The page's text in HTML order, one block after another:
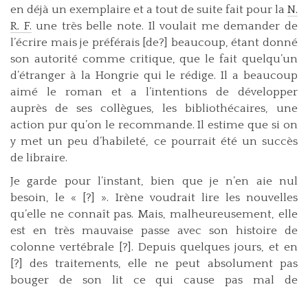
en déjà un exemplaire et a tout de suite fait pour la N.
R. F. une très belle note. Il voulait me demander de
l’écrire mais je préférais [de?] beaucoup, étant donné
son autorité comme critique, que le fait quelqu’un
d’étranger à la Hongrie qui le rédige. Il a beaucoup
aimé le roman et a l’intentions de développer
auprès de ses collègues, les bibliothécaires, une
action pur qu’on le recommande. Il estime que si on
y met un peu d’habileté, ce pourrait été un succès
de libraire.
Je garde pour l’instant, bien que je n’en aie nul
besoin, le « [?] ». Irène voudrait lire les nouvelles
qu’elle ne connaît pas. Mais, malheureusement, elle
est en très mauvaise passe avec son histoire de
colonne vertébrale [?]. Depuis quelques jours, et en
[?] des traitements, elle ne peut absolument pas
bouger de son lit ce qui cause pas mal de